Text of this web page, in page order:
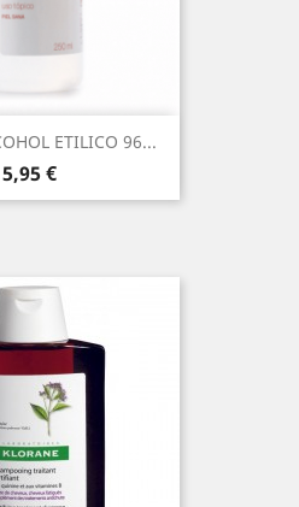
ETILICO 96...
Precio
5,95 €